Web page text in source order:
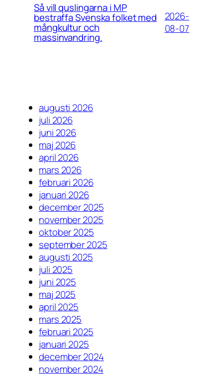
Så vill quslingarna i MP
bestraffa Svenska folket med
mångkultur och
massinvandring.
2026-
08-07
augusti 2026
juli 2026
juni 2026
maj 2026
april 2026
mars 2026
februari 2026
januari 2026
december 2025
november 2025
oktober 2025
september 2025
augusti 2025
juli 2025
juni 2025
maj 2025
april 2025
mars 2025
februari 2025
januari 2025
december 2024
november 2024